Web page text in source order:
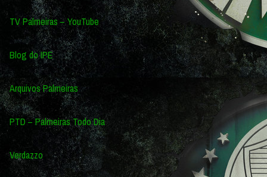
TV Palmeiras – YouTube
Blog do IPE
Arquivos Palmeiras
PTD – Palmeiras Todo Dia
Verdazzo